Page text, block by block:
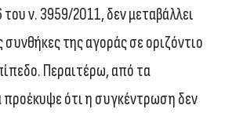
ν. 3959/2011, δεν μεταβάλλει
συνθήκες της αγοράς σε οριζόντιο
Περαιτέρω, από τα
προέκυψε ότι η συγκέντρωση δεν